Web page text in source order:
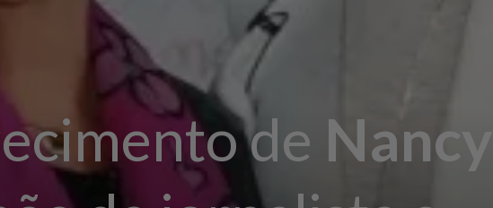
de Nancy